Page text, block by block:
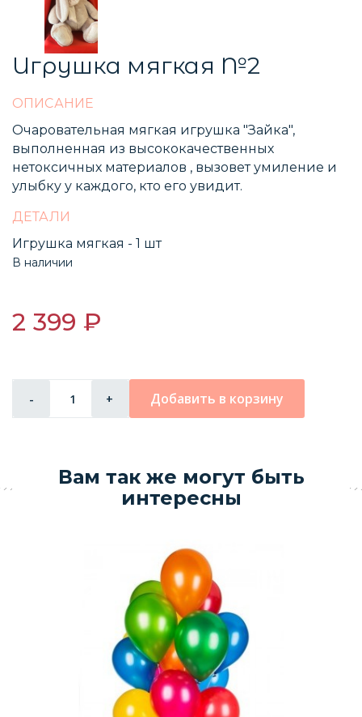
Игрушка мягкая №2
ОПИСАНИЕ
Очаровательная мягкая игрушка "Зайка",
выполненная из высококачественных
нетоксичных материалов , вызовет умиление и
улыбку у каждого, кто его увидит.
ДЕТАЛИ
Игрушка мягкая - 1 шт
В наличии
2 399 ₽
- + Добавить в корзину
Вам так же могут быть
интересны